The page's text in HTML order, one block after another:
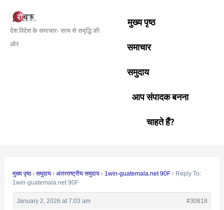
content
देश विदेश के समाचार- सत्य से समृद्धि की
ओर
मुख्य पृष्ठ
समाचार
समुदाय
आप संपादक बनना
चाहते हैं?
मुख्य पृष्ठ › समुदाय › अंतरराष्ट्रीय समुदाय › 1win-guatemala.net 90F › Reply To:
1win-guatemala.net 90F
January 2, 2026 at 7:03 am
#30818
navigation